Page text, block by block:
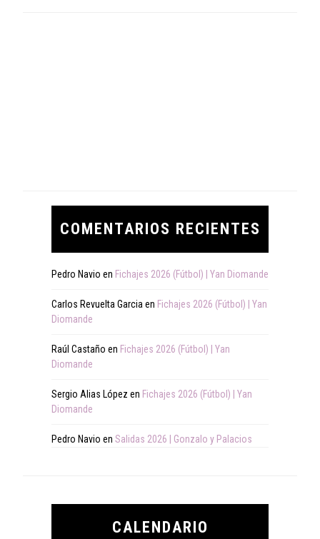
COMENTARIOS RECIENTES
Pedro Navio en Fichajes 2026 (Fútbol) | Yan Diomande
Carlos Revuelta Garcia en Fichajes 2026 (Fútbol) | Yan
Diomande
Raúl Castaño en Fichajes 2026 (Fútbol) | Yan
Diomande
Sergio Alias López en Fichajes 2026 (Fútbol) | Yan
Diomande
Pedro Navio en Salidas 2026 | Gonzalo y Palacios
CALENDARIO